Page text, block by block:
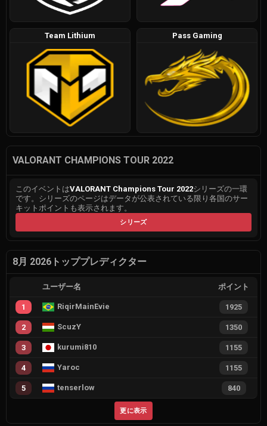
Team Lithium Pass Gaming
VALORANT CHAMPIONS TOUR 2022
このイベントはVALORANT Champions Tour 2022シリーズの一環
です。シリーズのページはデータが公表されている限り各国のサー
キットポイントも表示されます。
シリーズ
8月 2026トッププレディクター
ユーザー名 ポイント
1 RiqirMainEvie 1925
2 ScuzY 1350
3 kurumi810 1155
4 Yaroc 1155
5 tenserlow 840
更に表示